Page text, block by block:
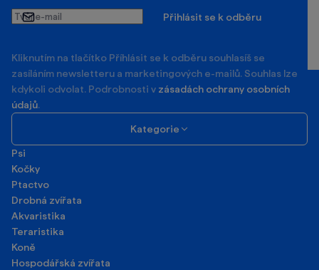
Tvůj
e-
Přihlásit se k odběru
Kliknutím na tlačítko Příhlásit se k odběru souhlasíš se
zasíláním newsletteru a marketingových e-mailů. Souhlas lze
kdykoli odvolat. Podrobnosti v zásadách ochrany osobních
údajů.
Kategorie
Psi
Kočky
Ptactvo
Drobná zvířata
Akvaristika
Teraristika
Koně
Hospodářská zvířata